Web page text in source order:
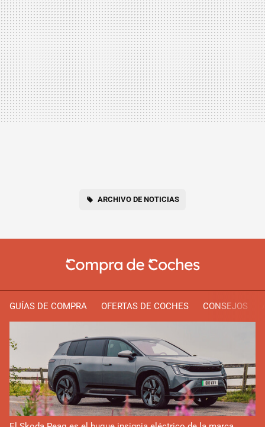
ARCHIVO DE NOTICIAS
GUÍAS DE COMPRA OFERTAS DE COCHES CONSEJOS